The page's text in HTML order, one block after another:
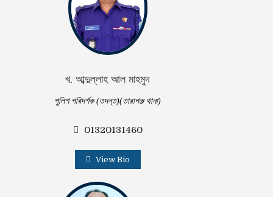
খ. আব্দুল্লাহ আল মাহমুদ
পুলিশ পরিদর্শক (তদন্ত)(তারাগঞ্জ থানা)
01320131460
View Bio